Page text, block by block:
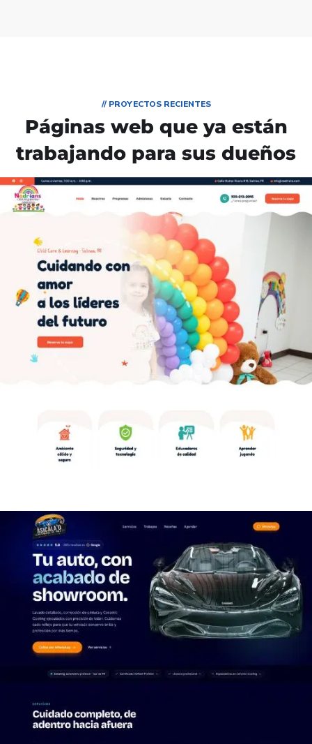
// PROYECTOS RECIENTES
Páginas web que ya están
trabajando para sus dueños
Rico para Nadrians Child Care &
Learning
PÁGINAS WEB